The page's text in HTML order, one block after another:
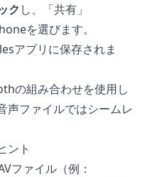
ク し、「共有」
を選びます。
アプリに保存されま
の組み合わせを使用し
声ファイルではシームレ
ント
ファイル（例：